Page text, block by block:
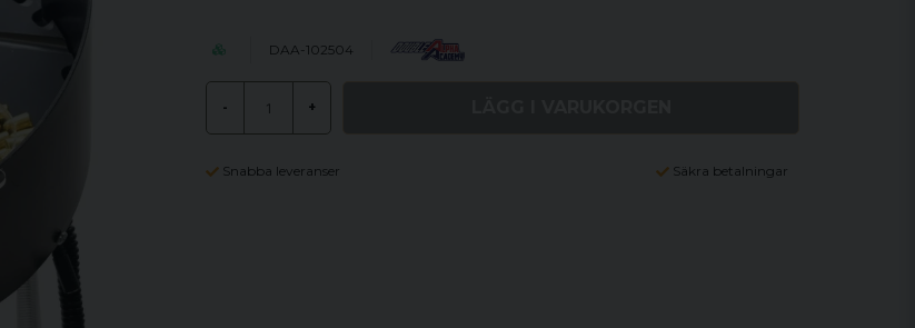
DAA-102504
- +
Snabba leveranser Säkra betalningar